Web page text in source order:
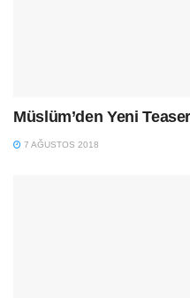
Müslüm’den Yeni
7 AĞUSTOS 2018